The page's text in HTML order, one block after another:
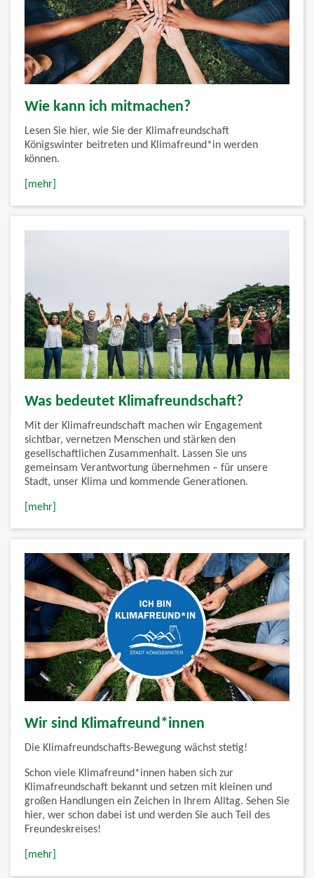
Wie kann ich mitmachen?
Lesen Sie hier, wie Sie der Klimafreundschaft
Königswinter beitreten und Klimafreund*in werden
können.
[mehr]
Was bedeutet Klimafreundschaft?
Mit der Klimafreundschaft machen wir Engagement
sichtbar, vernetzen Menschen und stärken den
gesellschaftlichen Zusammenhalt. Lassen Sie uns
gemeinsam Verantwortung übernehmen – für unsere
Stadt, unser Klima und kommende Generationen.
[mehr]
Wir sind Klimafreund*innen
Die Klimafreundschafts-Bewegung wächst stetig!
Schon viele Klimafreund*innen haben sich zur
Klimafreundschaft bekannt und setzen mit kleinen und
großen Handlungen ein Zeichen in Ihrem Alltag. Sehen Sie
hier, wer schon dabei ist und werden Sie auch Teil des
Freundeskreises!
[mehr]